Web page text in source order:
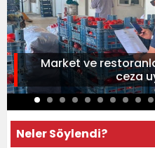
Market ve
ceza
Neler Söylendi?